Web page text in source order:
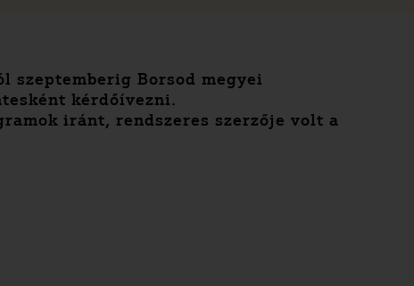
szeptemberig Borsod megyei
kérdőívezni.
iránt, rendszeres szerzője volt a